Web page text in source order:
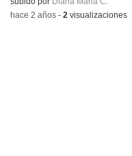
-hace 2 años- 2 visualizaciones